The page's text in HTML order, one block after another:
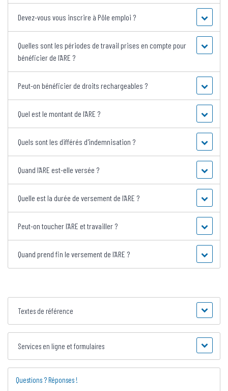
Devez-vous vous inscrire à Pôle emploi ?
Quelles sont les périodes de travail prises en compte pour
bénéficier de l'ARE ?
Peut-on bénéficier de droits rechargeables ?
Quel est le montant de l'ARE ?
Quels sont les différés d'indemnisation ?
Quand l'ARE est-elle versée ?
Quelle est la durée de versement de l'ARE ?
Peut-on toucher l'ARE et travailler ?
Quand prend fin le versement de l'ARE ?
Textes de référence
Services en ligne et formulaires
Questions ? Réponses !